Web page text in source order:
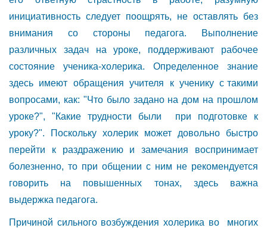
инициативность следует поощрять, не оставлять без
внимания со стороны педагога. Выполнение
различных задач на уроке, поддерживают рабочее
состояние ученика-холерика. Определенное знание
здесь имеют обращения учителя к ученику с такими
вопросами, как: "Что было задано на дом на прошлом
уроке?", "Какие трудности были при подготовке к
уроку?". Поскольку холерик может довольно быстро
перейти к раздражению и замечания воспринимает
болезненно, то при общении с ним не рекомендуется
говорить на повышенных тонах, здесь важна
выдержка педагога.
Причиной сильного возбуждения холерика во многих